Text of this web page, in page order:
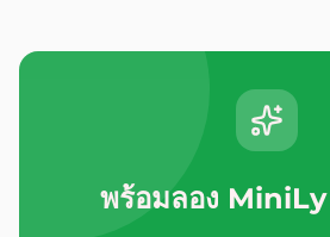
พร้อมลอง MiniLy